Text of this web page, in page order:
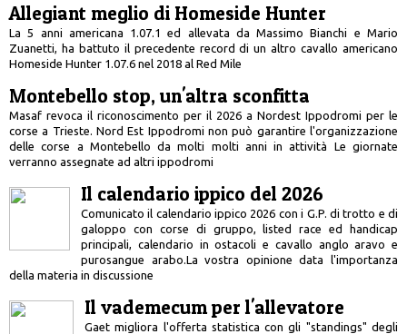
Allegiant meglio di Homeside Hunter
La 5 anni americana 1.07.1 ed allevata da Massimo Bianchi e Mario
Zuanetti, ha battuto il precedente record di un altro cavallo americano
Homeside Hunter 1.07.6 nel 2018 al Red Mile
Montebello stop, un'altra sconfitta
Masaf revoca il riconoscimento per il 2026 a Nordest Ippodromi per le
corse a Trieste. Nord Est Ippodromi non può garantire l'organizzazione
delle corse a Montebello da molti molti anni in attività Le giornate
verranno assegnate ad altri ippodromi
Il calendario ippico del 2026
Comunicato il calendario ippico 2026 con i G.P. di trotto e di
galoppo con corse di gruppo, listed race ed handicap
principali, calendario in ostacoli e cavallo anglo aravo e
purosangue arabo.La vostra opinione data l'importanza
della materia in discussione
Il vademecum per l'allevatore
Gaet migliora l'offerta statistica con gli "standings" degli